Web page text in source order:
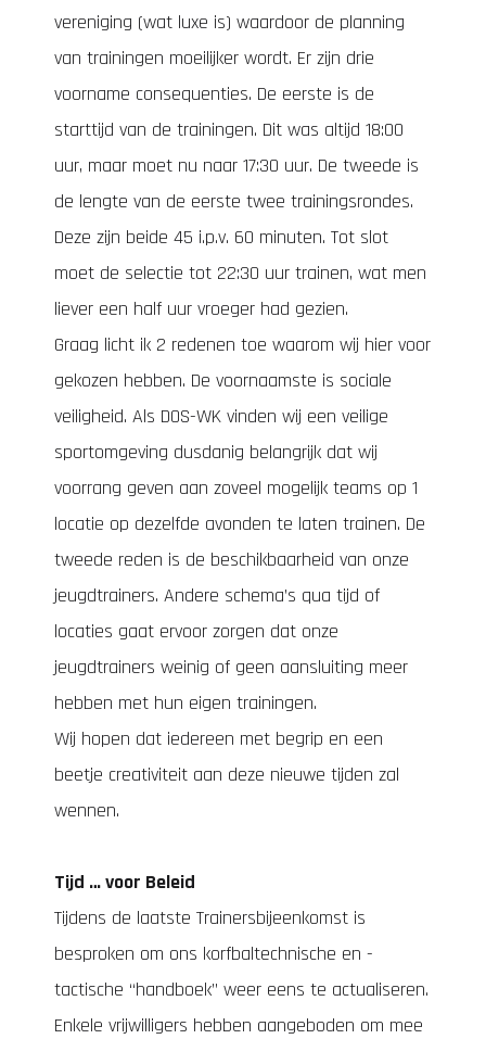
vereniging (wat luxe is) waardoor de planning
van trainingen moeilijker wordt. Er zijn drie
voorname consequenties. De eerste is de
starttijd van de trainingen. Dit was altijd 18:00
uur, maar moet nu naar 17:30 uur. De tweede is
de lengte van de eerste twee trainingsrondes.
Deze zijn beide 45 i.p.v. 60 minuten. Tot slot
moet de selectie tot 22:30 uur trainen, wat men
liever een half uur vroeger had gezien.
Graag licht ik 2 redenen toe waarom wij hier voor
gekozen hebben. De voornaamste is sociale
veiligheid. Als DOS-WK vinden wij een veilige
sportomgeving dusdanig belangrijk dat wij
voorrang geven aan zoveel mogelijk teams op 1
locatie op dezelfde avonden te laten trainen. De
tweede reden is de beschikbaarheid van onze
jeugdtrainers. Andere schema’s qua tijd of
locaties gaat ervoor zorgen dat onze
jeugdtrainers weinig of geen aansluiting meer
hebben met hun eigen trainingen.
Wij hopen dat iedereen met begrip en een
beetje creativiteit aan deze nieuwe tijden zal
wennen.
Tijd … voor Beleid
Tijdens de laatste Trainersbijeenkomst is
besproken om ons korfbaltechnische en -
tactische “handboek” weer eens te actualiseren.
Enkele vrijwilligers hebben aangeboden om mee